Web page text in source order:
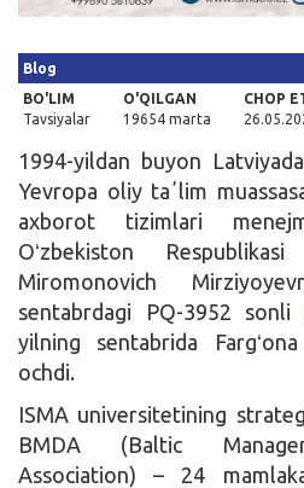
Blog
BO'LIM
Tavsiyalar
O'QILGAN
19654 marta
CHOP
1994-yildan buyon
Yevropa oliy taʼlim
axborot tizimlari
Oʻzbekiston
Miromonovich
sentabrdagi PQ-3952 sonli
yilning sentabrida
ochdi.
ISMA universitetining
BMDA (Baltic
Association) – 24